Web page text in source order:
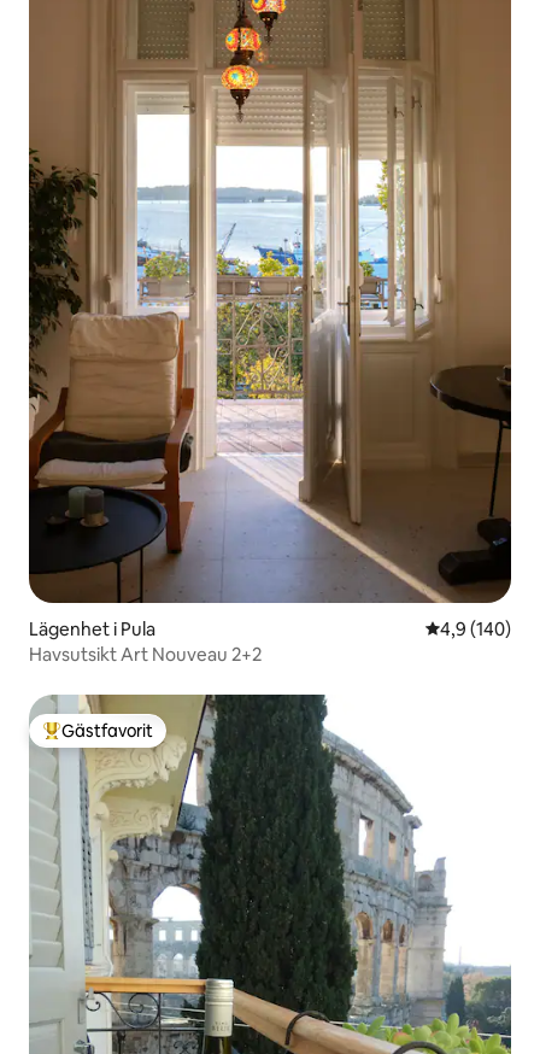
Lägenhet i Pula 4,9 av 5 i
4,9 (140)
Havsutsikt Art Nouveau 2+2
Populär gästfavorit
Gästfavorit